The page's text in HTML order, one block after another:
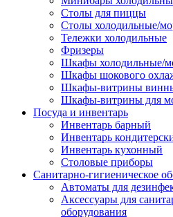
Столы для пиццы
Столы холодильные/
Тележки холодильные
Фризеры
Шкафы холодильные/
Шкафы шокового
Шкафы-витрины
Шкафы-витрины для
Посуда и инвентарь
Инвентарь барный
Инвентарь
Инвентарь кухонный
Столовые приборы
Санитарно-гигиеническое
Автоматы для
Аксессуары для
оборудования